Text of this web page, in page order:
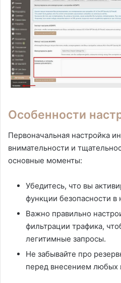
Особенности
Первоначальная настройка
внимательности и
основные моменты:
Убедитесь, что вы
функции безопасности в
Важно правильно
фильтрации трафика,
легитимные запросы.
Не забывайте про
перед внесением любых